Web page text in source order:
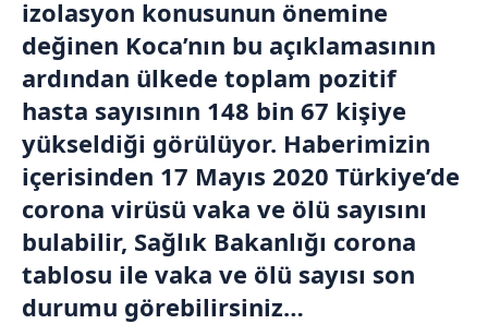
izolasyon konusunun önemine
değinen Koca’nın bu açıklamasının
ardından ülkede toplam pozitif
hasta sayısının 148 bin 67 kişiye
yükseldiği görülüyor. Haberimizin
içerisinden 17 Mayıs 2020 Türkiye’de
corona virüsü vaka ve ölü sayısını
bulabilir, Sağlık Bakanlığı corona
tablosu ile vaka ve ölü sayısı son
durumu görebilirsiniz…